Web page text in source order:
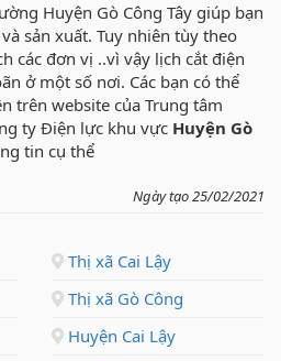
Huyện Gò Công Tây giúp bạn
sản xuất. Tuy nhiên tùy theo
các đơn vị ..vì vậy lịch cắt điện
ở một số nơi. Các bạn có thể
trên website của Trung tâm
ty Điện lực khu vực Huyện Gò
tin cụ thể
Ngày tạo 25/02/2021
Thị xã Cai Lậy
Thị xã Gò Công
Huyện Cai Lậy